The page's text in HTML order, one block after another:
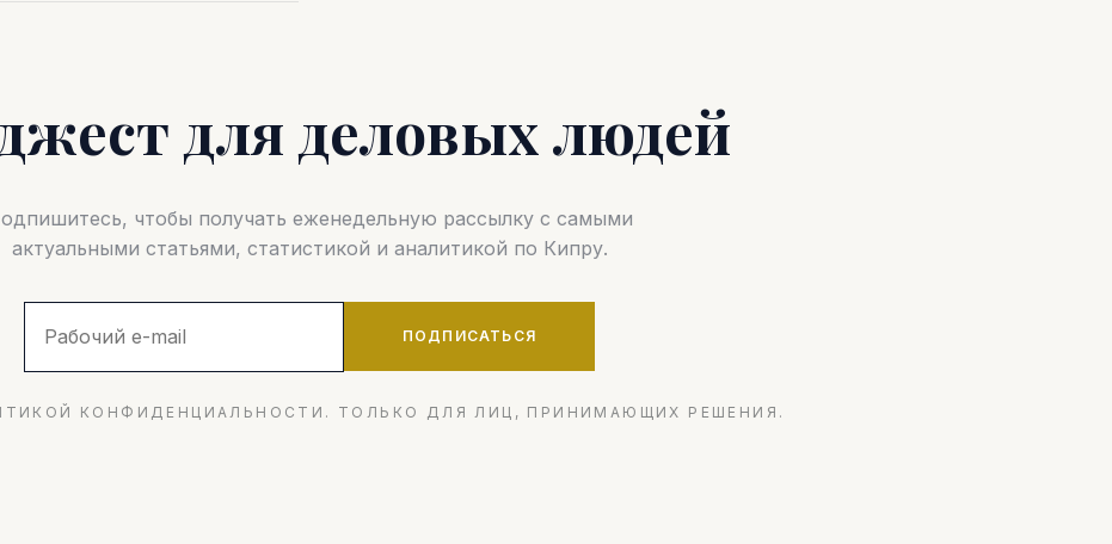
для деловых людей
чтобы получать еженедельную рассылку с самыми
актуальными статьями, статистикой и аналитикой по Кипру.
ПОДПИСАТЬСЯ
КОНФИДЕНЦИАЛЬНОСТИ. ТОЛЬКО ДЛЯ ЛИЦ, ПРИНИМАЮЩИХ РЕШЕНИЯ.